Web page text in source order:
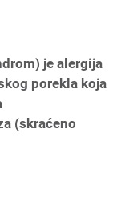
je alergija
porekla koja
(skraćeno